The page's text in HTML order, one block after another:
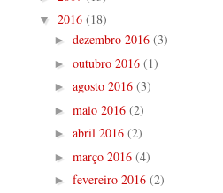
▼ 2016 (18)
► dezembro 2016 (3)
► outubro 2016 (1)
► agosto 2016 (3)
► maio 2016 (2)
► abril 2016 (2)
► março 2016 (4)
► fevereiro 2016 (2)